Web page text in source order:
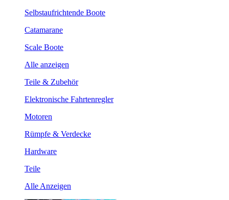
Selbstaufrichtende Boote
Catamarane
Scale Boote
Alle anzeigen
Teile & Zubehör
Elektronische Fahrtenregler
Motoren
Rümpfe & Verdecke
Hardware
Teile
Alle Anzeigen